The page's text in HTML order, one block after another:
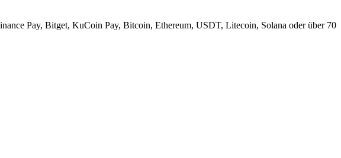
Pay, Bitget, KuCoin Pay, Bitcoin, Ethereum, USDT, Litecoin, Solana oder über 70